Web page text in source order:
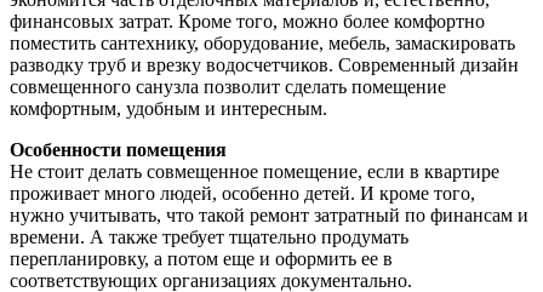
финансовых затрат. Кроме того, можно более комфортно
поместить сантехнику, оборудование, мебель, замаскировать
разводку труб и врезку водосчетчиков. Современный дизайн
совмещенного санузла позволит сделать помещение
комфортным, удобным и интересным.
Особенности помещения
Не стоит делать совмещенное помещение, если в квартире
проживает много людей, особенно детей. И кроме того,
нужно учитывать, что такой ремонт затратный по финансам и
времени. А также требует тщательно продумать
перепланировку, а потом еще и оформить ее в
соответствующих организациях документально.